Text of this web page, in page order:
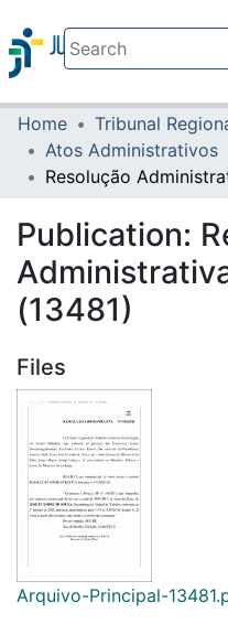
Communities &
All of DSpace
Home
Atos Administrativos
Publication:
(13481)
Files
Arquivo-Principal-